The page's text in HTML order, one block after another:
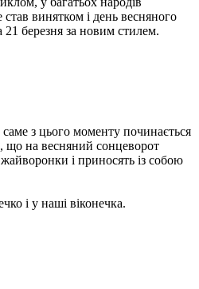
став винятком і день весняного
березня за новим стилем.
з цього моменту починається
що на весняний сонцеворот
і приносять із собою
і у наші віконечка.